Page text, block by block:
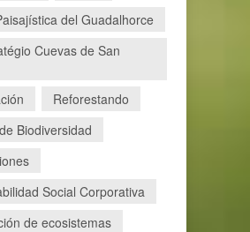
del Guadalhorce
Cuevas de San
Reforestando
Biodiversidad
Social Corporativa
de ecosistemas